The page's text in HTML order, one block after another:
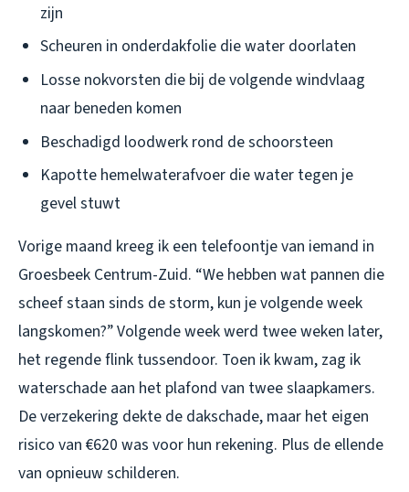
zijn
Scheuren in onderdakfolie die water doorlaten
Losse nokvorsten die bij de volgende windvlaag
naar beneden komen
Beschadigd loodwerk rond de schoorsteen
Kapotte hemelwaterafvoer die water tegen je
gevel stuwt
Vorige maand kreeg ik een telefoontje van iemand in
Groesbeek Centrum-Zuid. “We hebben wat pannen die
scheef staan sinds de storm, kun je volgende week
langskomen?” Volgende week werd twee weken later,
het regende flink tussendoor. Toen ik kwam, zag ik
waterschade aan het plafond van twee slaapkamers.
De verzekering dekte de dakschade, maar het eigen
risico van €620 was voor hun rekening. Plus de ellende
van opnieuw schilderen.